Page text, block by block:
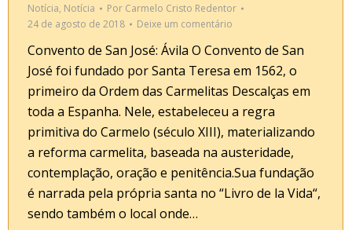
Notícia, Notícia Por Carmelo Cristo Redentor
24 de agosto de 2018
Deixe um comentário
Convento de San José: Ávila O Convento de San
José foi fundado por Santa Teresa em 1562, o
primeiro da Ordem das Carmelitas Descalças em
toda a Espanha. Nele, estabeleceu a regra
primitiva do Carmelo (século XIII), materializando
a reforma carmelita, baseada na austeridade,
contemplação, oração e penitência.Sua fundação
é narrada pela própria santa no “Livro de la Vida“,
sendo também o local onde…